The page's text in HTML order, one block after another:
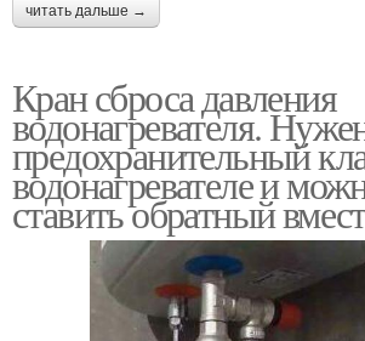
читать дальше →
Кран сброса давления
водонагревателя.
предохранительный
водонагревателе и
ставить обратный